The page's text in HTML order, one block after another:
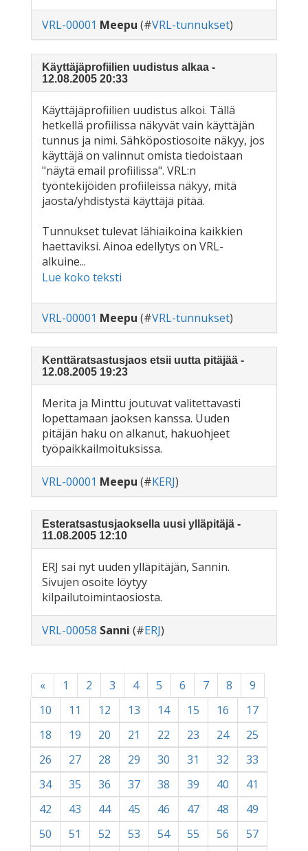
VRL-00001 Meepu (#VRL-tunnukset)
Käyttäjäprofiilien uudistus alkaa -
12.08.2005 20:33
Käyttäjäprofiilien uudistus alkoi. Tällä
hetkellä profiilissa näkyvät vain käyttäjän
tunnus ja nimi. Sähköpostiosoite näkyy, jos
käyttäjä on valinnut omista tiedoistaan
"näytä email profiilissa". VRL:n
työntekijöiden profiileissa näkyy, mitä
jaosta/yhdistystä käyttäjä pitää.
Tunnukset tulevat lähiaikoina kaikkien
haettaviksi. Ainoa edellytys on VRL-
alkuine...
Lue koko teksti
VRL-00001 Meepu (#VRL-tunnukset)
Kenttäratsastusjaos etsii uutta pitäjää -
12.08.2005 19:23
Merita ja Minttu joutuvat valitettavasti
lopettamaan jaoksen kanssa. Uuden
pitäjän haku on alkanut, hakuohjeet
työpaikkailmoituksissa.
VRL-00001 Meepu (#KERJ)
Esteratsastusjaoksella uusi ylläpitäjä -
11.08.2005 12:10
ERJ sai nyt uuden ylläpitäjän, Sannin.
Sivujen osoite löytyy
kilpailutoimintaosiosta.
VRL-00058 Sanni (#ERJ)
« 1 2 3 4 5 6 7 8
9
10
11 12 13 14 15 16
17
18
19 20 21 22 23 24
25
26
27 28 29 30 31 32
33
34
35 36 37 38 39 40
41
42
43 44 45 46 47 48
49
50
51 52 53 54 55 56
57